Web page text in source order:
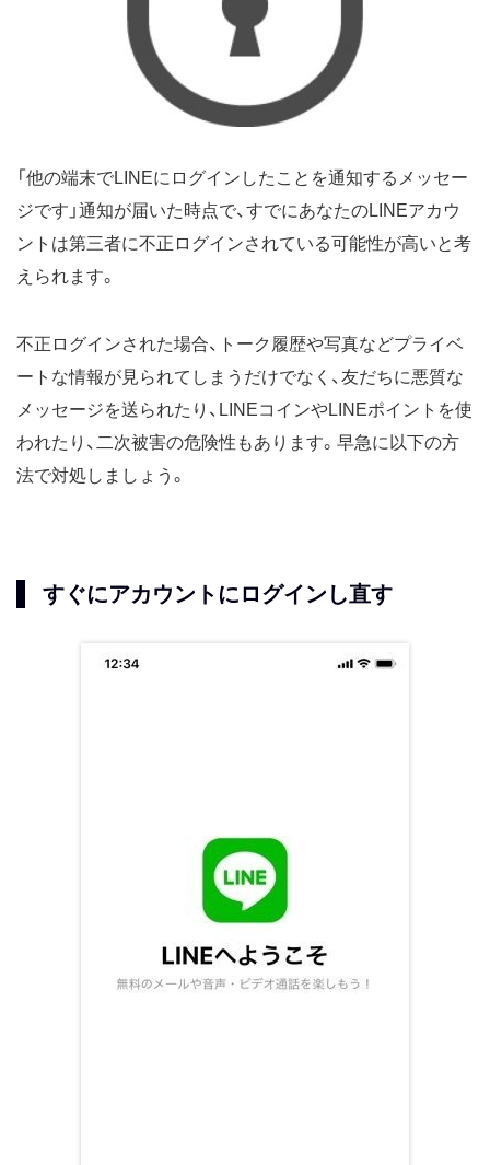
「他の端末でLINEにログインしたことを通知するメッセー
ジです」通知が届いた時点で、すでにあなたのLINEアカウ
ントは第三者に不正ログインされている可能性が高いと考
えられます。
不正ログインされた場合、トーク履歴や写真などプライベ
ートな情報が見られてしまうだけでなく、友だちに悪質な
メッセージを送られたり、LINEコインやLINEポイントを使
われたり、二次被害の危険性もあります。早急に以下の方
法で対処しましょう。
すぐにアカウントにログインし直す